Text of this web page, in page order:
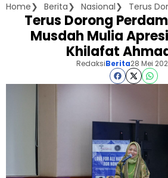
Home Berita Nasional
Terus Dorong
Musdah Mulia
Khilafat
RedaksiBerita28 Mei